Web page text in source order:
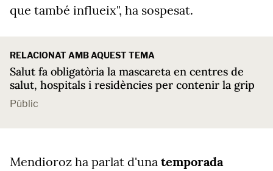
que també influeix", ha sospesat.
RELACIONAT AMB AQUEST TEMA
Salut fa obligatòria la mascareta en centres de
salut, hospitals i residències per contenir la grip
Públic
Mendioroz ha parlat d'una temporada